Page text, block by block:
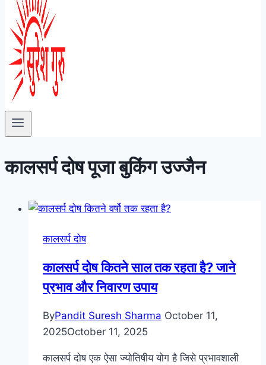
कालसर्प दोष पूजा बुकिंग उज्जैन
कालसर्प दोष
कालसर्प दोष कितने साल तक रहता है? जाने
प्रभाव और निवारण उपाय
ByPandit Suresh Sharma October 11,
2025October 11, 2025
कालसर्प दोष एक ऐसा ज्योतिषीय योग है जिसे प्रभावशाली